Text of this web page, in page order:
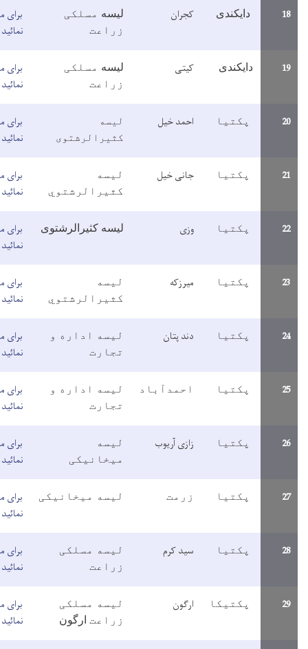
کجران لیسه
مسلکی
برای مطالعه معلومات اینجا کلیک
نمائید
کیتی لیسه
مسلکی
برای مطالعه معلومات اینجا کلیک
نمائید
احمد خیل
لیسه
برای مطالعه معلومات اینجا کلیک
نمائید
جانی خیل
لیسه
برای مطالعه معلومات اینجا کلیک
نمائید
لیسه کثیرالرشتوی
برای مطالعه معلومات اینجا کلیک
میرزکه
لیسه
برای مطالعه معلومات اینجا کلیک
نمائید
دند پتان
لیسه اداره و
برای مطالعه معلومات اینجا کلیک
نمائید
احمدآباد
لیسه اداره و
برای مطالعه معلومات اینجا کلیک
نمائید
زازی آریوب
لیسه
برای مطالعه معلومات اینجا کلیک
نمائید
زرمت لیسه میخانیکی
برای مطالعه معلومات اینجا کلیک
سید کرم
لیسه مسلکی
برای مطالعه معلومات اینجا کلیک
نمائید
ارگون
لیسه مسلکی
برای مطالعه معلومات اینجا کلیک
نمائید